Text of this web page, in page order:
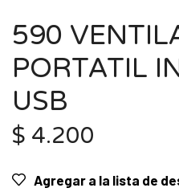
590
PORTATIL
USB
$ 4.200
Agregar a la lista de